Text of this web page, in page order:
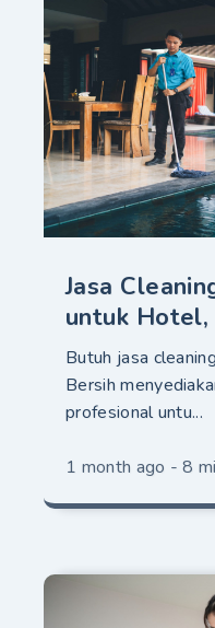
Jasa
untuk
Butuh jasa
Bersih
profesional untu...
1 month ago - 8